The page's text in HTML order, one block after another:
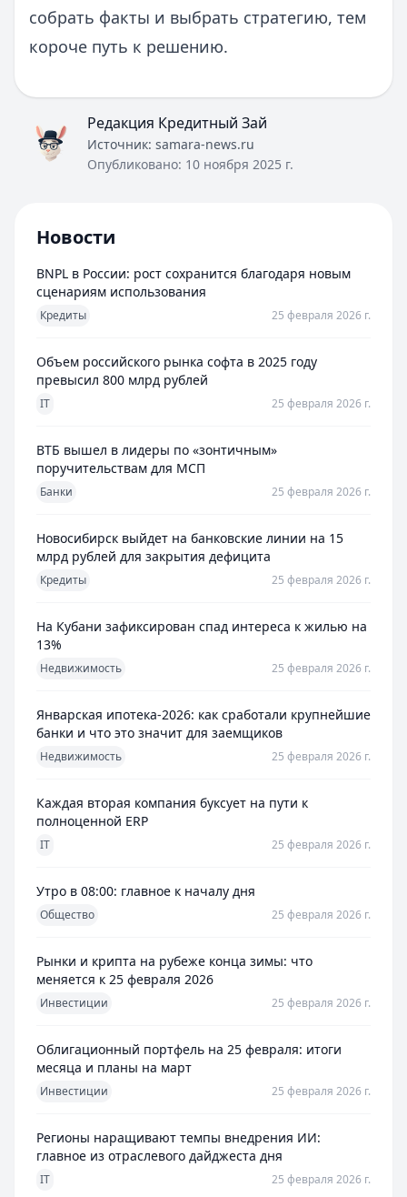
собрать факты и выбрать стратегию, тем
короче путь к решению.
Редакция Кредитный Зай
Источник: samara-news.ru
Опубликовано: 10 ноября 2025 г.
Новости
BNPL в России: рост сохранится благодаря новым
сценариям использования
Кредиты 25 февраля 2026 г.
Объем российского рынка софта в 2025 году
превысил 800 млрд рублей
IT 25 февраля 2026 г.
ВТБ вышел в лидеры по «зонтичным»
поручительствам для МСП
Банки 25 февраля 2026 г.
Новосибирск выйдет на банковские линии на 15
млрд рублей для закрытия дефицита
Кредиты 25 февраля 2026 г.
На Кубани зафиксирован спад интереса к жилью на
13%
Недвижимость 25 февраля 2026 г.
Январская ипотека-2026: как сработали крупнейшие
банки и что это значит для заемщиков
Недвижимость 25 февраля 2026 г.
Каждая вторая компания буксует на пути к
полноценной ERP
IT 25 февраля 2026 г.
Утро в 08:00: главное к началу дня
Общество 25 февраля 2026 г.
Рынки и крипта на рубеже конца зимы: что
меняется к 25 февраля 2026
Инвестиции 25 февраля 2026 г.
Облигационный портфель на 25 февраля: итоги
месяца и планы на март
Инвестиции 25 февраля 2026 г.
Регионы наращивают темпы внедрения ИИ:
главное из отраслевого дайджеста дня
IT 25 февраля 2026 г.